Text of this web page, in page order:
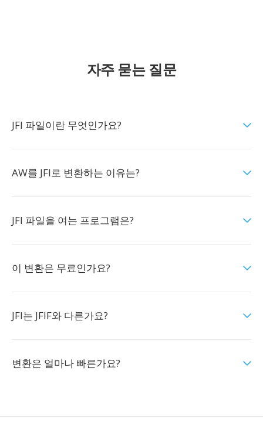
자주 묻는 질문
JFI 파일이란 무엇인가요?
AW를 JFI로 변환하는 이유는?
JFI 파일을 여는 프로그램은?
이 변환은 무료인가요?
JFI는 JFIF와 다른가요?
변환은 얼마나 빠른가요?